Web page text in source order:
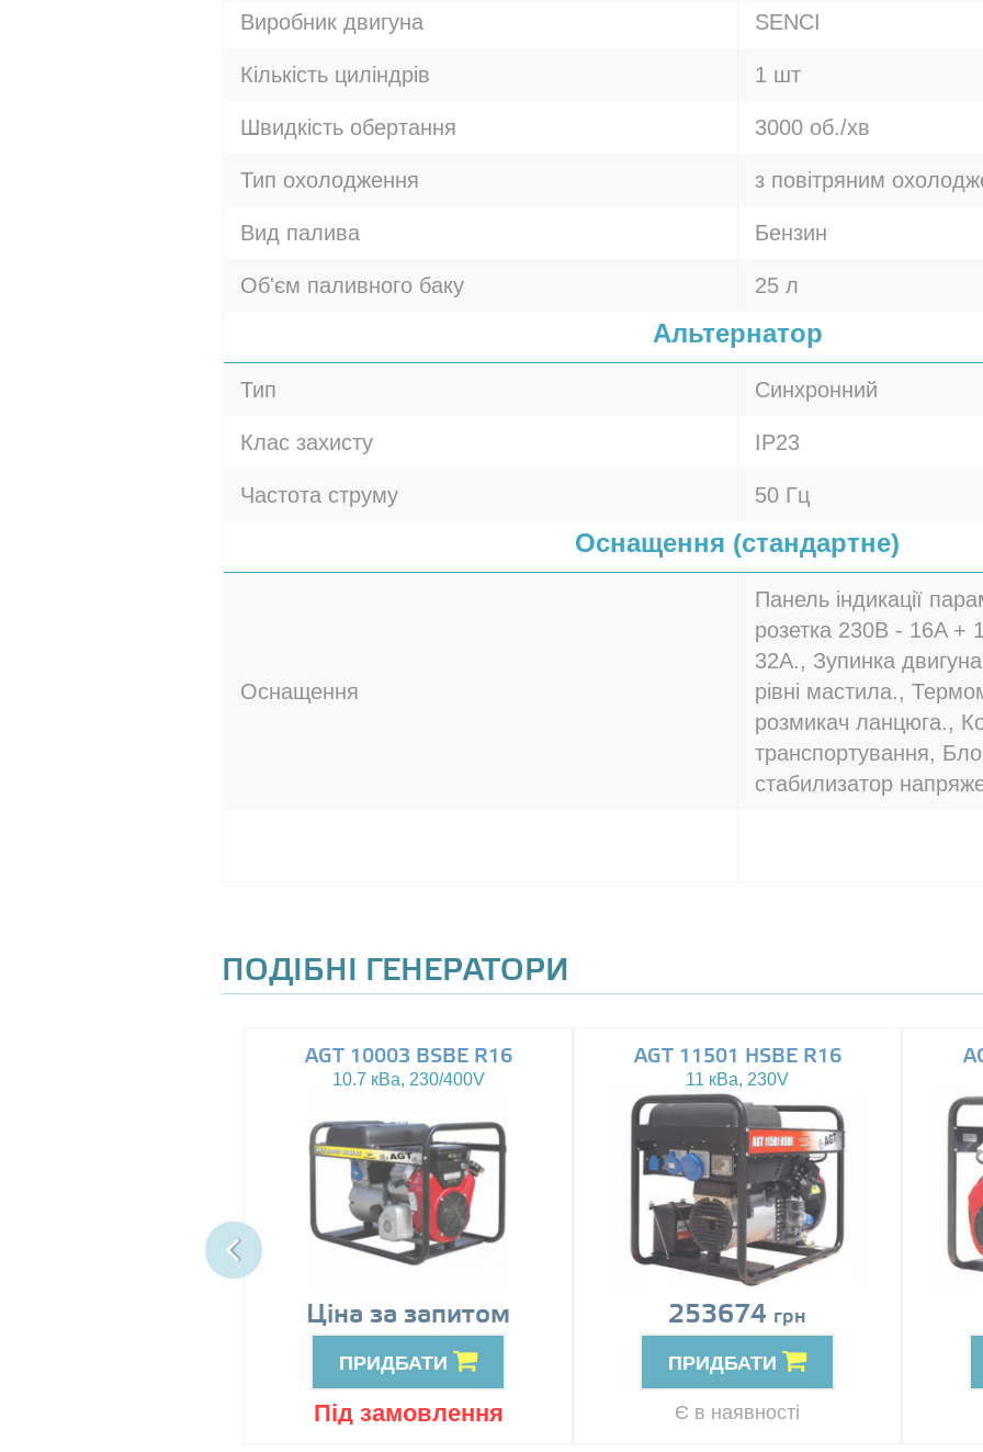
Виробник двигуна SENCI
Кількість циліндрів 1 шт
Швидкість обертання 3000 об./хв
Тип охолодження з повітряним
Вид палива Бензин
Об'єм паливного баку 25 л
Альтернатор
Тип Синхронний
Клас захисту IP23
Частота струму 50 Гц
Оснащення (стандартне)
Оснащення
Панель індикації
розетка 230В - 16A
32A., Зупинка
рівні мастила.,
розмикач ланцюга.,
транспортування,
стабилизатор
ПОДІБНІ ГЕНЕРАТОРИ
AGT 10003 BSBE R16
10.7 кВа, 230/400V
Ціна за запитом
ПРИДБАТИ
Під замовлення
AGT 11501 HSBE R16
11 кВа, 230V
253674 грн
ПРИДБАТИ
Є в наявності